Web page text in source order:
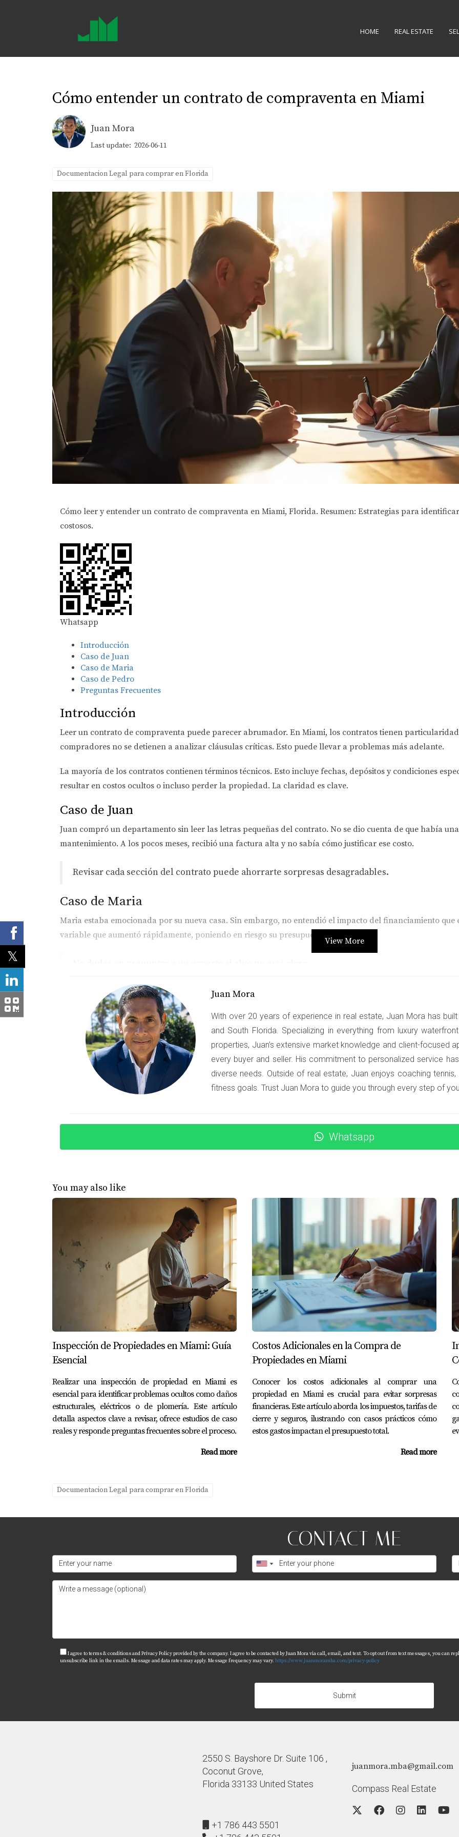
HOME REAL ESTATE
Cómo entender un contrato de compraventa en Miami
Juan Mora
Last update: 2026-06-11
Documentacion Legal para comprar en Florida
Cómo leer y entender un contrato de compraventa en Miami, Florida. Resumen: Estrategias para
costosos.
Whatsapp
Introducción
Caso de Juan
Caso de Maria
Caso de Pedro
Preguntas Frecuentes
Introducción
Leer un contrato de compraventa puede parecer abrumador. En Miami, los contratos tienen
compradores no se detienen a analizar cláusulas críticas. Esto puede llevar a problemas más adelante.
La mayoría de los contratos contienen términos técnicos. Esto incluye fechas, depósitos y condiciones
resultar en costos ocultos o incluso perder la propiedad. La claridad es clave.
Caso de Juan
Juan compró un departamento sin leer las letras pequeñas del contrato. No se dio cuenta de que había
mantenimiento. A los pocos meses, recibió una factura alta y no sabía cómo justificar ese costo.
Revisar cada sección del contrato puede ahorrarte sorpresas desagradables.
Caso de Maria
Maria estaba emocionada por su nueva casa. Sin embargo, no entendió el impacto del financiamiento
variable que aumentó rápidamente, poniendo en riesgo su presupuesto.
Caso de Pedro
Pedro encontró una propiedad perfecta, pero se apresuró a firmar sin verificar los términos de rescisión.
que debía pagar una penalización considerable.
A veces, tomarse un tiempo extra para entender puede evitar grandes pérdidas.
Preguntas Frecuentes
Es un documento legal que establece los términos de la venta de un bien inmueble. Incluye detalles sobre
¿Qué debo hacer si encuentro algo confuso?
Es recomendable consultar a un abogado especializado en bienes raíces para aclarar cualquier duda
¿Puedo negociar los términos del contrato?
Sí, muchos términos son negociables. Es mejor hacerlo antes de firmar el contrato.
¿Qué pasa si no cumplo con el contrato?
No cumplir con un contrato puede resultar en acciones legales o pérdidas financieras significativas.
Entender un contrato de compraventa en Miami es fundamental para asegurar tu inversión. Soy Juan
navegar este proceso complicado. Si tienes preguntas o necesitas asesoramiento personalizado, no dudes
para ayudarte a tomar decisiones informadas y proteger tu inversión.
View More
Juan Mora
With over 20 years of experience in real estate, Juan Mora has
and South Florida. Specializing in everything from luxury
properties, Juan’s extensive market knowledge and client-focused
every buyer and seller. His commitment to personalized service
diverse needs. Outside of real estate, Juan enjoys coaching
fitness goals. Trust Juan Mora to guide you through every step of
Whatsapp
You may also like
Inspección de Propiedades en Miami: Guía
Esencial
Realizar una inspección de propiedad en Miami es
esencial para identificar problemas ocultos como daños
estructurales, eléctricos o de plomería. Este artículo
detalla aspectos clave a revisar, ofrece estudios de caso
reales y responde preguntas frecuentes sobre el proceso.
Read more
Costos Adicionales en la Compra de
Propiedades en Miami
Conocer los costos adicionales al comprar una
propiedad en Miami es crucial para evitar sorpresas
financieras. Este artículo aborda los impuestos, tarifas de
cierre y seguros, ilustrando con casos prácticos cómo
estos gastos impactan el presupuesto total.
Read more
Documentacion Legal para comprar en Florida
CONTACT ME
I agree to terms & conditions and Privacy Policy provided by the company. I agree to be contacted by Juan Mora via call, email, and text. To opt out from text messages, you can
unsubscribe link in the emails. Message and data rates may apply. Message frequency may vary. https://www.juanmoramba.com/privacy-policy
Submit
2550 S. Bayshore Dr. Suite 106 ,
Coconut Grove,
Florida 33133 United States
+1 786 443 5501
juanmora.mba@gmail.com
Compass Real Estate